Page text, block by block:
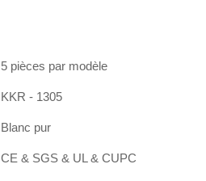
5 pièces par modèle
KKR - 1305
Blanc pur
CE & SGS & UL & CUPC